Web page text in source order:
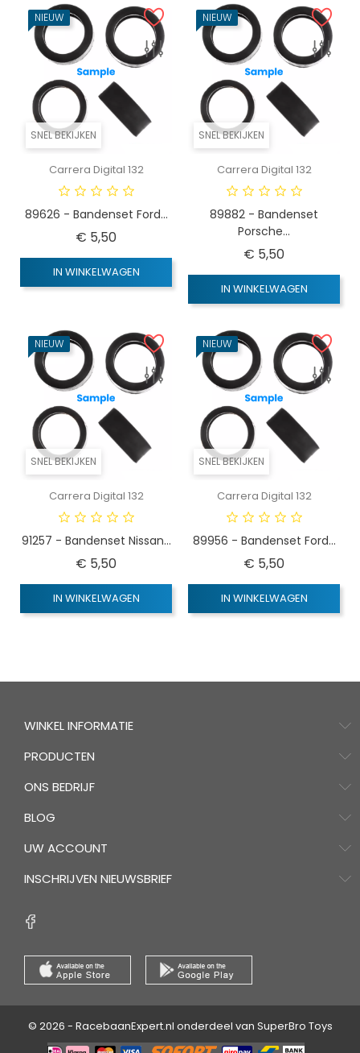
SNEL BEKIJKEN
NIEUW
Carrera Digital 132
89626 - Bandenset Ford...
€ 5,50
IN WINKELWAGEN
SNEL BEKIJKEN
NIEUW
Carrera Digital 132
89882 - Bandenset
Porsche...
€ 5,50
IN WINKELWAGEN
SNEL BEKIJKEN
NIEUW
Carrera Digital 132
91257 - Bandenset Nissan...
€ 5,50
IN WINKELWAGEN
SNEL BEKIJKEN
NIEUW
Carrera Digital 132
89956 - Bandenset Ford...
€ 5,50
IN WINKELWAGEN
WINKEL INFORMATIE
PRODUCTEN
ONS BEDRIJF
BLOG
UW ACCOUNT
INSCHRIJVEN NIEUWSBRIEF
© 2026 - RacebaanExpert.nl onderdeel van SuperBro Toys